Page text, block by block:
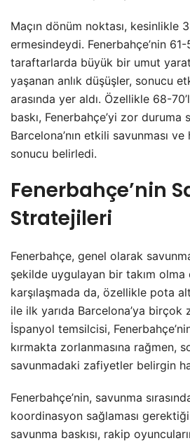
Maçın dönüm noktası, kesinlikle
ermesindeydi. Fenerbahçe’nin
taraftarlarda büyük bir umut
yaşanan anlık düşüşler, sonucu
arasında yer aldı. Özellikle 68-
baskı, Fenerbahçe’yi zor duruma
Barcelona’nın etkili savunması ve
sonucu belirledi.
Fenerbahçe’nin
Stratejileri
Fenerbahçe, genel olarak
şekilde uygulayan bir takım olma
karşılaşmada da, özellikle pota
ile ilk yarıda Barcelona’ya birçok
İspanyol temsilcisi,
kırmakta zorlanmasına rağmen,
savunmadaki zafiyetler belirgin
Fenerbahçe’nin, savunma
koordinasyon sağlaması gerektiği
savunma baskısı, rakip